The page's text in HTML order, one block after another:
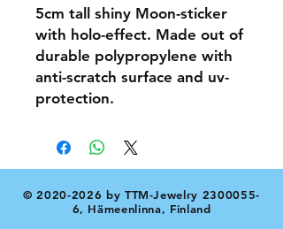
5cm tall shiny Moon-sticker
with holo-effect. Made out of
durable polypropylene with
anti-scratch surface and uv-
protection.
©2020-2026 by TTM-Jewelry 2300055-
6, Hämeenlinna, Finland